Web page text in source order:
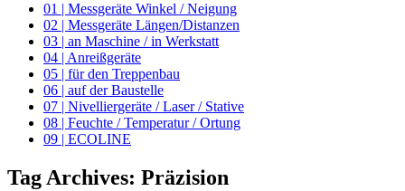
01 | Messgeräte Winkel / Neigung
02 | Messgeräte Längen/Distanzen
03 | an Maschine / in Werkstatt
04 | Anreißgeräte
05 | für den Treppenbau
06 | auf der Baustelle
07 | Nivelliergeräte / Laser / Stative
08 | Feuchte / Temperatur / Ortung
09 | ECOLINE
Tag Archives: Präzision